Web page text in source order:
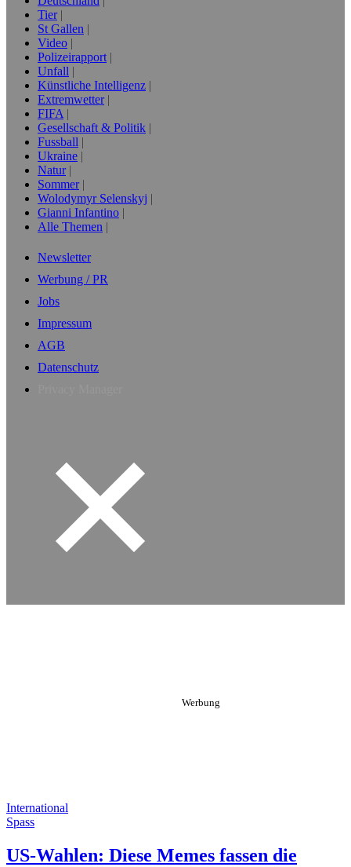
Tier
St Gallen
Video
Polizeirapport
Unfall
Künstliche Intelligenz
Extremwetter
FIFA
Gesellschaft & Politik
Fussball
Ukraine
Natur
Sommer
Wolodymyr Selenskyj
Gianni Infantino
Alle Themen
Newsletter
Werbung / PR
Jobs
Impressum
AGB
Datenschutz
International
Spass
US-Wahlen: Diese Memes fassen die